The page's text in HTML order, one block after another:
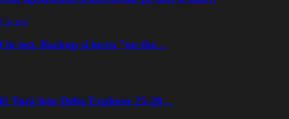
în test. Backup și lucru ”on the…
Tură foto Delta Explorer 25-28…